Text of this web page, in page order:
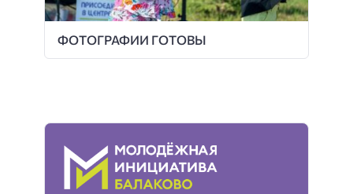
ФОТОГРАФИИ ГОТОВЫ